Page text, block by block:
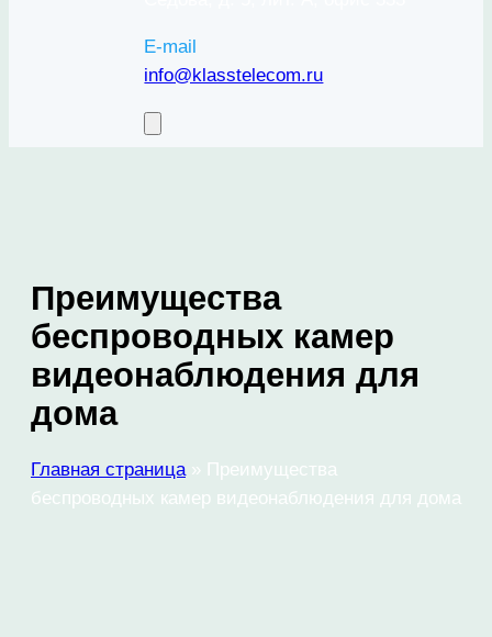
E-mail
info@klasstelecom.ru
Преимущества
беспроводных камер
видеонаблюдения для
дома
Главная страница» Преимущества
беспроводных камер видеонаблюдения для дома